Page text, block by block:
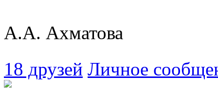
А.А. Ахматова
18 друзей Личное